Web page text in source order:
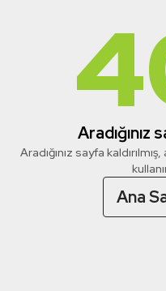
Aradığınız
Aradığınız sayfa
Ana